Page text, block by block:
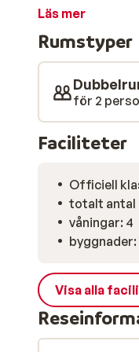
godsaker. Det
restaurang på
Läs mer
Rumstyper
för 2
Faciliteter
Officiell
totalt antal
våningar: 4
byggnader:
Visa alla